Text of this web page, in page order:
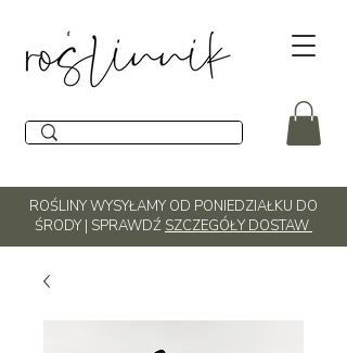
ROŚLINY WYSYŁAMY OD PONIEDZIAŁKU DO
ŚRODY | SPRAWDŹ SZCZEGÓŁY DOSTAW